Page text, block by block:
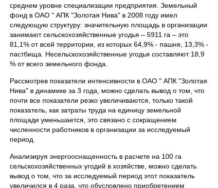
среднем уровне специализации предприятия. Земельный
фонд в ОАО " АПК "Золотая Нива" в 2008 году имел
следующую структуру: значительную площадь в организации
занимают сельскохозяйственные угодья – 5911 га – это
81,1% от всей территории, из которых 64,9% - пашня, 13,3% -
пастбища. Несельскохозяйственные угодья составляют 18,9
% от всего земельного фонда.
Рассмотрев показатели интенсивности в ОАО " АПК "Золотая
Нива" в динамике за 3 года, можно сделать вывод о том, что
почти все показатели резко увеличиваются, только такой
показатель, как затраты труда на единицу земельной
площади уменьшается, это связано с сокращением
численности работников в организации за исследуемый
период.
Анализируя энергооснащенность в расчете на 100 га
сельскохозяйственных угодий в хозяйстве, можно сделать
вывод о том, что за исследуемый период этот показатель
увеличился в 4 раза, что обусловлено приобретением